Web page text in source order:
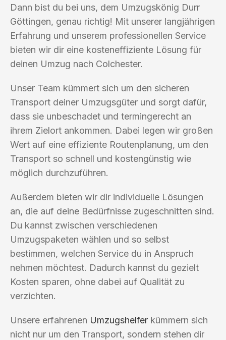
Dann bist du bei uns, dem Umzugskönig Durr
Göttingen, genau richtig! Mit unserer langjährigen
Erfahrung und unserem professionellen Service
bieten wir dir eine kosteneffiziente Lösung für
deinen Umzug nach Colchester.
Unser Team kümmert sich um den sicheren
Transport deiner Umzugsgüter und sorgt dafür,
dass sie unbeschadet und termingerecht an
ihrem Zielort ankommen. Dabei legen wir großen
Wert auf eine effiziente Routenplanung, um den
Transport so schnell und kostengünstig wie
möglich durchzuführen.
Außerdem bieten wir dir individuelle Lösungen
an, die auf deine Bedürfnisse zugeschnitten sind.
Du kannst zwischen verschiedenen
Umzugspaketen wählen und so selbst
bestimmen, welchen Service du in Anspruch
nehmen möchtest. Dadurch kannst du gezielt
Kosten sparen, ohne dabei auf Qualität zu
verzichten.
Unsere erfahrenen Umzugshelfer kümmern sich
nicht nur um den Transport, sondern stehen dir